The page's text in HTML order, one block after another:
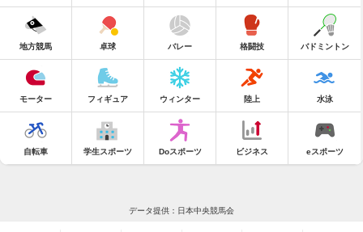
地方競馬 卓球 バレー 格闘技 バドミントン
モーター フィギュア ウィンター 陸上 水泳
自転車 学生スポーツ Doスポーツ ビジネス eスポーツ
データ提供：日本中央競馬会